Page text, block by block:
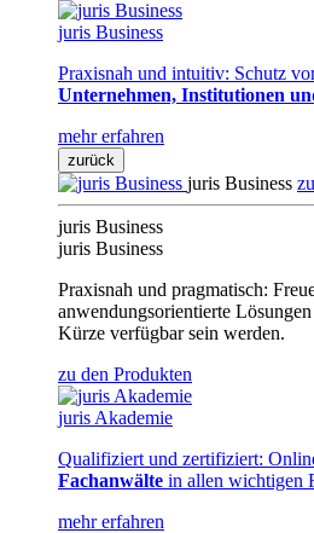
juris Business
Praxisnah und intuitiv: Schutz
Unternehmen, Institutionen
mehr erfahren
zurück
juris Business
juris Business
juris Business
Praxisnah und pragmatisch:
anwendungsorientierte
Kürze verfügbar sein werden.
zu den Produkten
juris Akademie
Qualifiziert und zertifiziert:
Fachanwälte in allen wichtigen
mehr erfahren